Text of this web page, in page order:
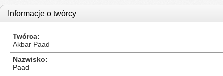
Informacje o twórcy
Twórca
Akbar Paad
Nazwisko
Paad